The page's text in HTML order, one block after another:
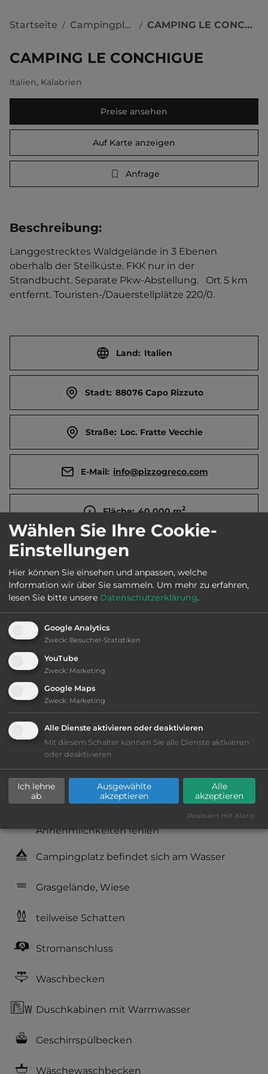
Startseite / Campingplätze / CAMPING LE CONCHIGUE
CAMPING LE CONCHIGUE
Italien, Kalabrien
Preise ansehen
Auf Karte anzeigen
Anfrage
Beschreibung:
Langgestrecktes Waldgelände in 3 Ebenen
oberhalb der Steilküste. FKK nur in der
Strandbucht. Separate Pkw-Abstellung.   Ort 5 km
entfernt. Touristen-/Dauerstellplätze 220/0.
Land: Italien
Stadt: 88076 Capo Rizzuto
Straße: Loc. Fratte Vecchie
E-Mail: info@pizzogreco.com
Fläche: 40.000m2
Öffnungszeiten:
Ausstattung:
bis 35,- Euro
Klassifizierung: befriedigend
Lage: ansprechend
Platzeinrichtung: befriedigend
Geräuschkulisse: überwiegend ruhig
Hygiene: befriedigend
Annehmlichkeiten fehlen
Campingplatz befindet sich am Wasser
Grasgelände, Wiese
teilweise Schatten
Stromanschluss
Waschbecken
Duschkabinen mit Warmwasser
Geschirrspülbecken
Wäschewaschbecken
Wählen Sie Ihre Cookie-
Einstellungen
Hier können Sie einsehen und anpassen, welche
Information wir über Sie sammeln. Um mehr zu erfahren,
lesen Sie bitte unsere Datenschutzerklärung.
Google Analytics
Zweck: Besucher-Statistiken
YouTube
Zweck: Marketing
Google Maps
Zweck: Marketing
Alle Dienste aktivieren oder deaktivieren
Mit diesem Schalter können Sie alle Dienste aktivieren
oder deaktivieren.
Ich lehne
ab
Ausgewählte
akzeptieren
Alle
akzeptieren
Realisiert mit Klaro!